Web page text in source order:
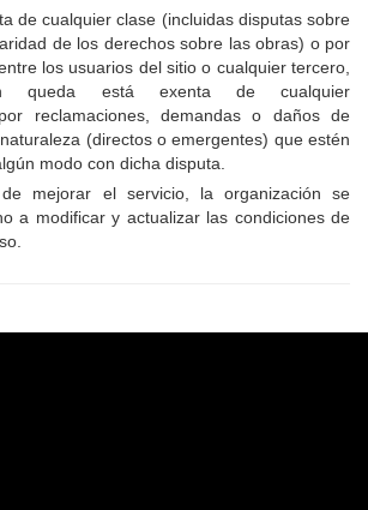
de cualquier clase (incluidas disputas sobre
de los derechos sobre las obras) o por
los usuarios del sitio o cualquier tercero,
queda está exenta de cualquier
reclamaciones, demandas o daños de
(directos o emergentes) que estén
modo con dicha disputa.
mejorar el servicio, la organización se
a modificar y actualizar las condiciones de